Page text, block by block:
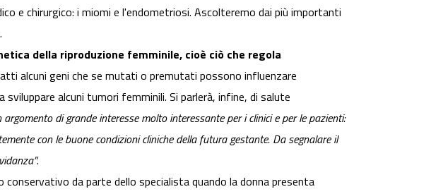
e chirurgico: i miomi e l'endometriosi. Ascolteremo dai più importanti
della riproduzione femminile, cioè ciò che regola
alcuni geni che se mutati o premutati possono influenzare
alcuni tumori femminili. Si parlerà, infine, di salute
argomento di grande interesse molto interessante per i clinici e per le pazienti:
con le buone condizioni cliniche della futura gestante. Da segnalare il
.
da parte dello specialista quando la donna presenta